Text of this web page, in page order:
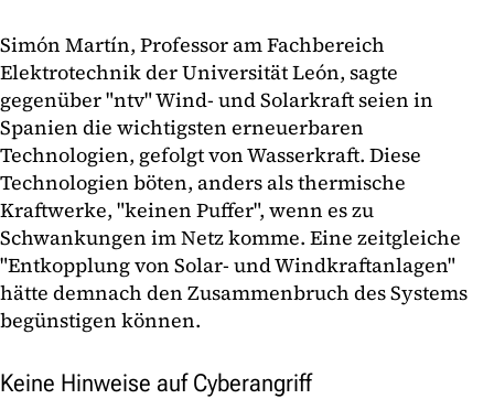
Simón Martín, Professor am Fachbereich
Elektrotechnik der Universität León, sagte
gegenüber "ntv" Wind- und Solarkraft seien in
Spanien die wichtigsten erneuerbaren
Technologien, gefolgt von Wasserkraft. Diese
Technologien böten, anders als thermische
Kraftwerke, "keinen Puffer", wenn es zu
Schwankungen im Netz komme. Eine zeitgleiche
"Entkopplung von Solar- und Windkraftanlagen"
hätte demnach den Zusammenbruch des Systems
begünstigen können.
Keine Hinweise auf Cyberangriff